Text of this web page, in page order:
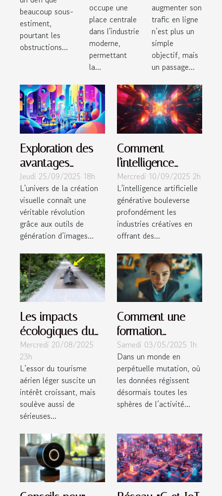
canalisation
?
beaucoup sous-
estiment,
pourtant les
obstructions...
moderne
?
occupe une
place centrale
dans l'industrie
moderne,
permettant
la...
éprouvées
?
augmenter son
trafic en ligne
n’est plus un
simple
objectif, mais
un passage...
Exploration des
avantages
créatifs des outils
de génération
d'images par IA
Jeudi 25/09/2025 18h
L'univers de la création
visuelle connaît une
véritable révolution
grâce aux outils de
génération d’images...
Comment
l'intelligence
artificielle
générative
transforme-t-elle
les industries
créatives ?
Mercredi 10/09/2025 2h
L'intelligence artificielle
générative bouleverse
profondément les
industries créatives en
offrant des...
Les impacts
écologiques du
tourisme aérien
léger
Mercredi 20/08/2025
23h
L’essor du tourisme
aérien léger suscite un
intérêt croissant, mais
soulève aussi de
sérieuses...
Comment une
formation
intensive en
analyse de
données peut
booster votre
carrière
Samedi 03/05/2025 1h
Dans un monde en
perpétuelle mutation, où
les données régissent
désormais toutes les
sphères de l’activité...